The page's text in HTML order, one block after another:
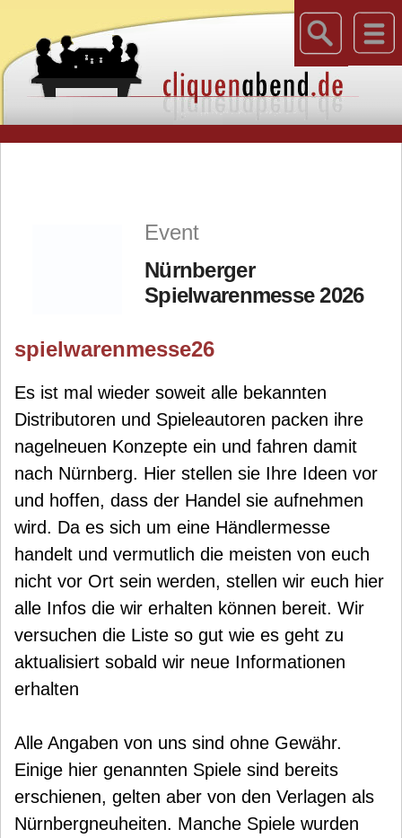
Event
Nürnberger
Spielwarenmesse 2026
spielwarenmesse26
Es ist mal wieder soweit alle bekannten
Distributoren und Spieleautoren packen ihre
nagelneuen Konzepte ein und fahren damit
nach Nürnberg. Hier stellen sie Ihre Ideen vor
und hoffen, dass der Handel sie aufnehmen
wird. Da es sich um eine Händlermesse
handelt und vermutlich die meisten von euch
nicht vor Ort sein werden, stellen wir euch hier
alle Infos die wir erhalten können bereit. Wir
versuchen die Liste so gut wie es geht zu
aktualisiert sobald wir neue Informationen
erhalten
Alle Angaben von uns sind ohne Gewähr.
Einige hier genannten Spiele sind bereits
erschienen, gelten aber von den Verlagen als
Nürnbergneuheiten. Manche Spiele wurden